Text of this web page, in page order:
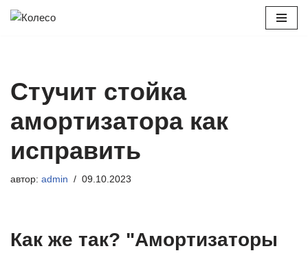
Стучит стойка
амортизатора как
исправить
автор: admin 09.10.2023
Как же так? "Амортизаторы